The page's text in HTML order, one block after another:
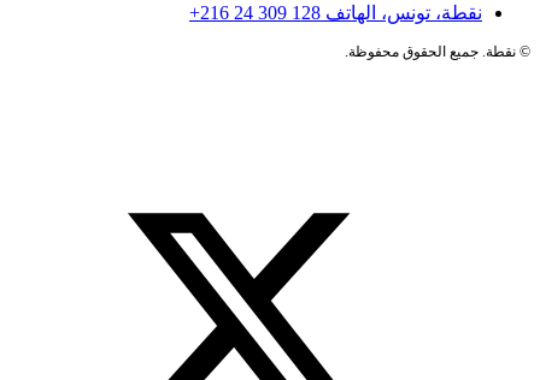
نقطة، تونس، الهاتف +216 24 309 128
©نقطة. جميع الحقوق محفوظة.